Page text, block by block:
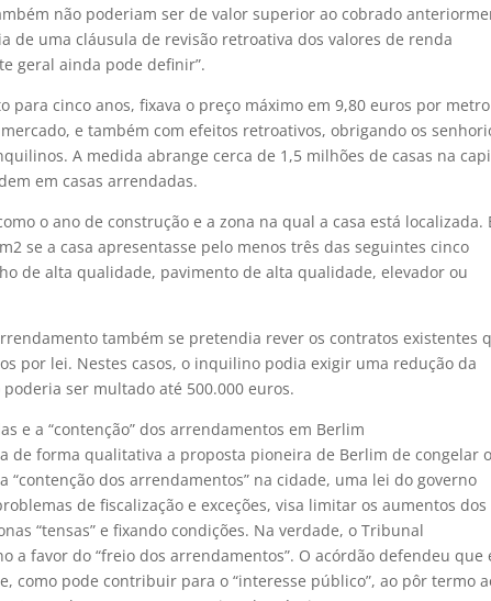
não poderiam ser de valor superior ao cobrado
de uma cláusula de revisão retroativa dos valores de renda
geral ainda pode definir”.
cinco anos, fixava o preço máximo em 9,80 euros por metro
e também com efeitos retroativos, obrigando os
A medida abrange cerca de 1,5 milhões de casas na
em casas arrendadas.
o ano de construção e a zona na qual a casa está localizada.
se a casa apresentasse pelo menos três das seguintes cinco
de alta qualidade, pavimento de alta qualidade, elevador ou
também se pretendia rever os contratos existentes
por lei. Nestes casos, o inquilino podia exigir uma redução da
ser multado até 500.000 euros.
e a “contenção” dos arrendamentos em Berlim
de forma qualitativa a proposta pioneira de Berlim de congelar
dos arrendamentos” na cidade, uma lei do governo
de fiscalização e exceções, visa limitar os aumentos dos
“tensas” e fixando condições. Na verdade, o Tribunal
a favor do “freio dos arrendamentos”. O acórdão defendeu que
como pode contribuir para o “interesse público”, ao pôr termo